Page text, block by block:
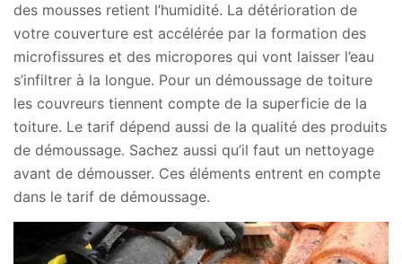
des mousses retient l’humidité. La détérioration de
votre couverture est accélérée par la formation des
microfissures et des micropores qui vont laisser l’eau
s’infiltrer à la longue. Pour un démoussage de toiture
les couvreurs tiennent compte de la superficie de la
toiture. Le tarif dépend aussi de la qualité des produits
de démoussage. Sachez aussi qu’il faut un nettoyage
avant de démousser. Ces éléments entrent en compte
dans le tarif de démoussage.